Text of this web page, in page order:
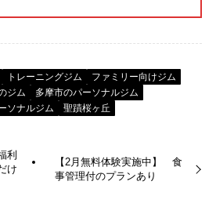
トレーニングジム
ファミリー向けジム
ジム
多摩市のパーソナルジム
ソナルジム 聖蹟桜ヶ丘
利
け
【2月無料体験実施中】 食
事管理付のプランあり